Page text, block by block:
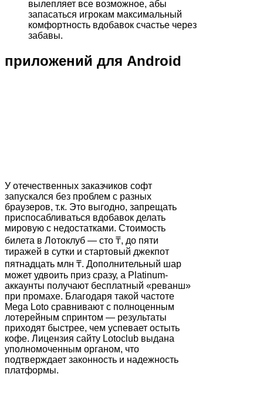
вылепляет все возможное, абы
запасаться игрокам максимальный
комфортность вдобавок счастье через
забавы.
приложений для Android
У отечественных заказчиков софт
запускался без проблем с разных
браузеров, т.к. Это выгодно, запрещать
приспосабливаться вдобавок делать
мировую с недостатками. Стоимость
билета в Лотоклуб — сто ₸, до пяти
тиражей в сутки и стартовый джекпот
пятнадцать млн ₸. Дополнительный шар
может удвоить приз сразу, а Platinum-
аккаунты получают бесплатный «реванш»
при промахе. Благодаря такой частоте
Mega Loto сравнивают с полноценным
лотерейным спринтом — результаты
приходят быстрее, чем успевает остыть
кофе. Лицензия сайту Lotoclub выдана
уполномоченным органом, что
подтверждает законность и надежность
платформы.